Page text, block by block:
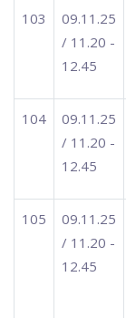
103
09.11.25
/ 11.20 -
12.45
104
09.11.25
/ 11.20 -
12.45
105
09.11.25
/ 11.20 -
12.45